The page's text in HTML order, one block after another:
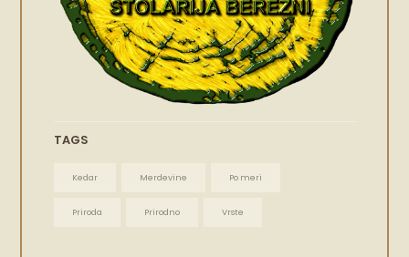
TAGS
Kedar Merdevine Po meri
Priroda Prirodno Vrste